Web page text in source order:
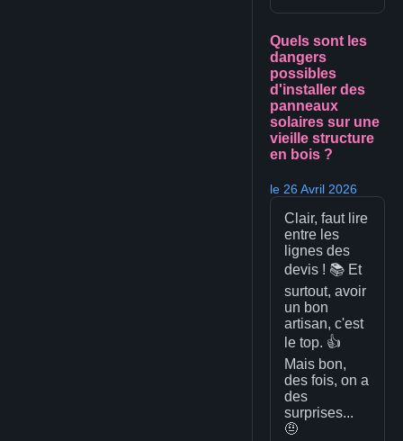
Quels sont les
dangers
possibles
d'installer des
panneaux
solaires sur une
vieille structure
en bois ?
le 26 Avril 2026
Clair, faut lire
entre les
lignes des
devis ! 📚 Et
surtout, avoir
un bon
artisan, c'est
le top. 👍
Mais bon,
des fois, on a
des
surprises...
🤨